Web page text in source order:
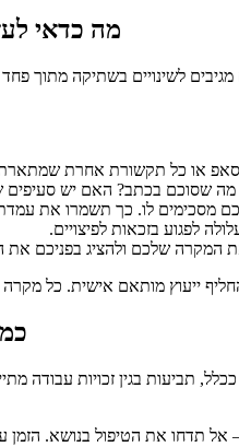
מה כדאי
לשינויים בשתיקה מתוך
או כל תקשורת אחרת שמתארת
שסוכם בכתב? האם יש סעיפים
מסכימים לו. כך תשמרו את
לפגוע בזכאות לפיצויים.
את המקרה שלכם ולהציג בפניכם את
ייעוץ מותאם אישית. כל
תביעות בגין זכויות
תדחו את הטיפול בנושא. הזמן